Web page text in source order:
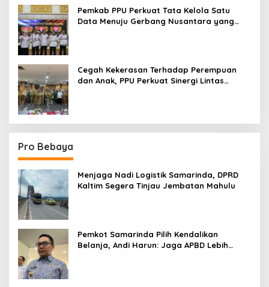
Pemkab PPU Perkuat Tata Kelola Satu
Data Menuju Gerbang Nusantara yang
Cegah Kekerasan Terhadap Perempuan
dan Anak, PPU Perkuat Sinergi Lintas
Pro Bebaya
Menjaga Nadi Logistik Samarinda, DPRD
Kaltim Segera Tinjau Jembatan Mahulu
Pemkot Samarinda Pilih Kendalikan
Belanja, Andi Harun: Jaga APBD Lebih